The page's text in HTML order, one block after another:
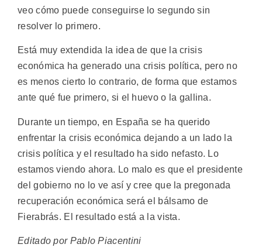
veo cómo puede conseguirse lo segundo sin
resolver lo primero.
Está muy extendida la idea de que la crisis
económica ha generado una crisis política, pero no
es menos cierto lo contrario, de forma que estamos
ante qué fue primero, si el huevo o la gallina.
Durante un tiempo, en España se ha querido
enfrentar la crisis económica dejando a un lado la
crisis política y el resultado ha sido nefasto. Lo
estamos viendo ahora. Lo malo es que el presidente
del gobierno no lo ve así y cree que la pregonada
recuperación económica será el bálsamo de
Fierabrás. El resultado está a la vista.
Editado por Pablo Piacentini